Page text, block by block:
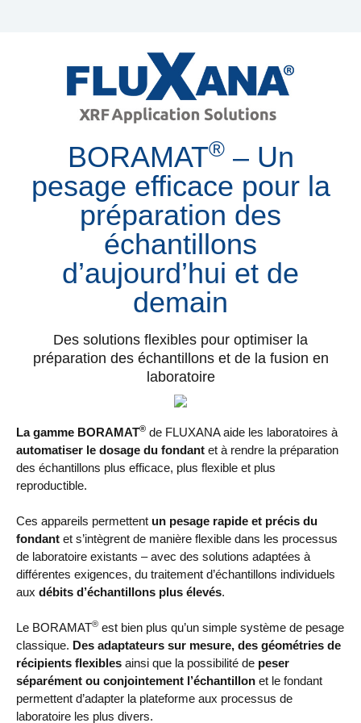
BORAMAT®– Un
pesage efficace pour la
préparation des
échantillons
d’aujourd’hui et de
demain
Des solutions flexibles pour optimiser la
préparation des échantillons et de la fusion en
laboratoire
La gamme BORAMAT® de FLUXANA aide les laboratoires à
automatiser le dosage du fondant et à rendre la préparation
des échantillons plus efficace, plus flexible et plus
reproductible.
Ces appareils permettent un pesage rapide et précis du
fondant et s’intègrent de manière flexible dans les processus
de laboratoire existants – avec des solutions adaptées à
différentes exigences, du traitement d’échantillons individuels
aux débits d’échantillons plus élevés.
Le BORAMAT® est bien plus qu’un simple système de pesage
classique. Des adaptateurs sur mesure, des géométries de
récipients flexibles ainsi que la possibilité de peser
séparément ou conjointement l’échantillon et le fondant
permettent d’adapter la plateforme aux processus de
laboratoire les plus divers.